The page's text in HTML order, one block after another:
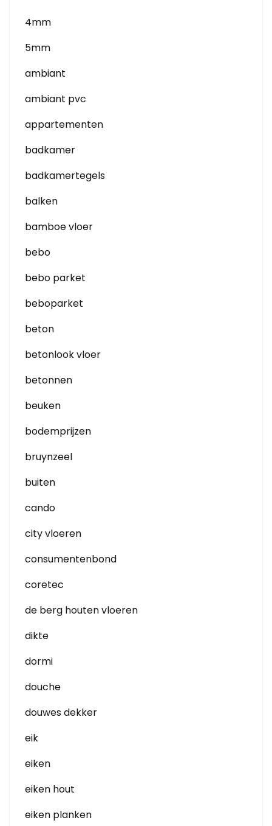
4mm
5mm
ambiant
ambiant pvc
appartementen
badkamer
badkamertegels
balken
bamboe vloer
bebo
bebo parket
beboparket
beton
betonlook vloer
betonnen
beuken
bodemprijzen
bruynzeel
buiten
cando
city vloeren
consumentenbond
coretec
de berg houten vloeren
dikte
dormi
douche
douwes dekker
eik
eiken
eiken hout
eiken planken